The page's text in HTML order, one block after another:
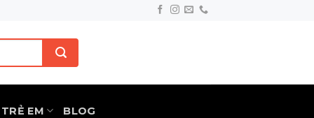
TRẺ EM BLOG